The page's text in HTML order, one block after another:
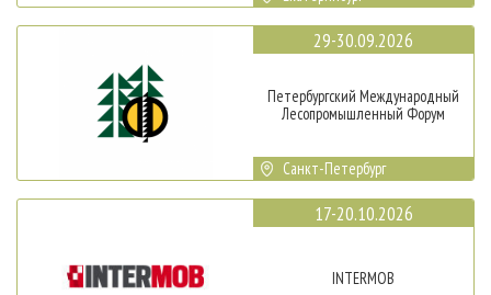
29-30.09.2026
Петербургский Международный
Лесопромышленный Форум
Санкт-Петербург
17-20.10.2026
INTERMOB